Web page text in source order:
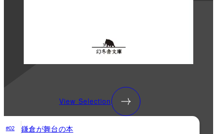
View Selection
#02 鎌倉が舞台の本